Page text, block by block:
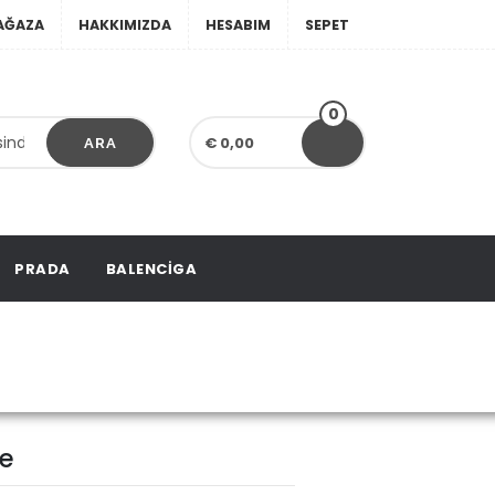
HAKKIMIZDA HESABIM SEPET
ARA € 0,00
0
PRADA BALENCIGA